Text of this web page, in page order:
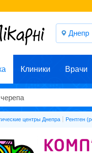
Днепр
Клиники Врачи
центры Днепра Рентген